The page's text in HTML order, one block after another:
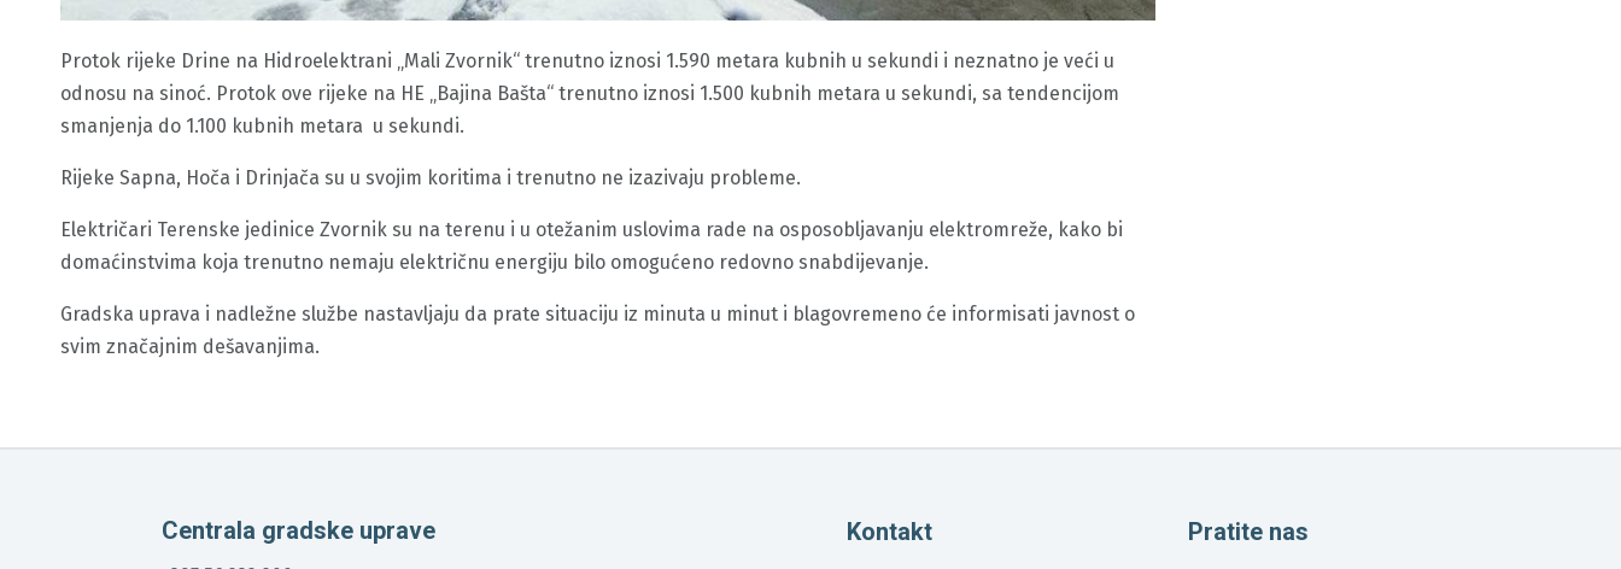
Protok rijeke Drine na Hidroelektrani „Mali Zvornik“ trenutno iznosi 1.590 metara kubnih u sekundi i neznatno je veći u
odnosu na sinoć. Protok ove rijeke na HE „Bajina Bašta“ trenutno iznosi 1.500 kubnih metara u sekundi, sa tendencijom
smanjenja do 1.100 kubnih metara u sekundi.
Rijeke Sapna, Hoča i Drinjača su u svojim koritima i trenutno ne izazivaju probleme.
Električari Terenske jedinice Zvornik su na terenu i u otežanim uslovima rade na osposobljavanju elektromreže, kako bi
domaćinstvima koja trenutno nemaju električnu energiju bilo omogućeno redovno snabdijevanje.
Gradska uprava i nadležne službe nastavljaju da prate situaciju iz minuta u minut i blagovremeno će informisati javnost o
svim značajnim dešavanjima.
Centrala gradske uprave Kontakt Pratite nas